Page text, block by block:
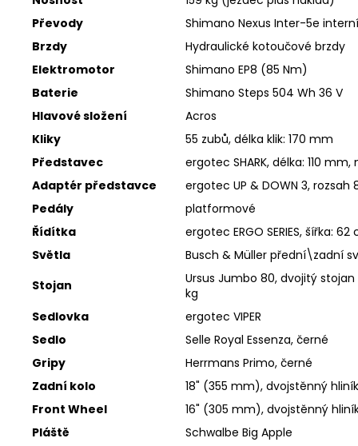
Převody
Shimano Nexus Inter-5e
Brzdy
Hydraulické kotoučové brzdy
Elektromotor
Shimano EP8 (85 Nm)
Baterie
Shimano Steps 504 Wh 36 V
Hlavové složení
Acros
Kliky
55 zubů, délka klik: 170 mm
Představec
ergotec SHARK, délka: 110
Adaptér představce
ergotec UP & DOWN 3,
Pedály
platformové
Řídítka
ergotec ERGO SERIES, šířka: 62
Světla
Busch & Müller přední\zadní
Stojan
Ursus Jumbo 80, dvojitý
kg
Sedlovka
ergotec VIPER
Sedlo
Selle Royal Essenza, černé
Gripy
Herrmans Primo, černé
Zadní kolo
18" (355 mm), dvojstěnný
Front Wheel
16" (305 mm), dvojstěnný
Pláště
Schwalbe Big Apple